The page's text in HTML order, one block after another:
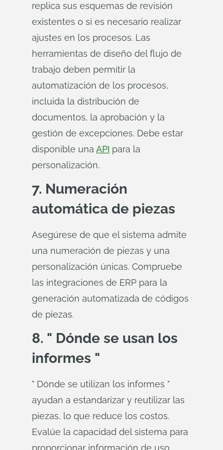
replica sus esquemas de revisión
existentes o si es necesario realizar
ajustes en los procesos. Las
herramientas de diseño del flujo de
trabajo deben permitir la
automatización de los procesos,
incluida la distribución de
documentos, la aprobación y la
gestión de excepciones. Debe estar
disponible una API para la
personalización.
7. Numeración
automática de piezas
Asegúrese de que el sistema admite
una numeración de piezas y una
personalización únicas. Compruebe
las integraciones de ERP para la
generación automatizada de códigos
de piezas.
8. " Dónde se usan los
informes "
" Dónde se utilizan los informes "
ayudan a estandarizar y reutilizar las
piezas, lo que reduce los costos.
Evalúe la capacidad del sistema para
proporcionar información de uso